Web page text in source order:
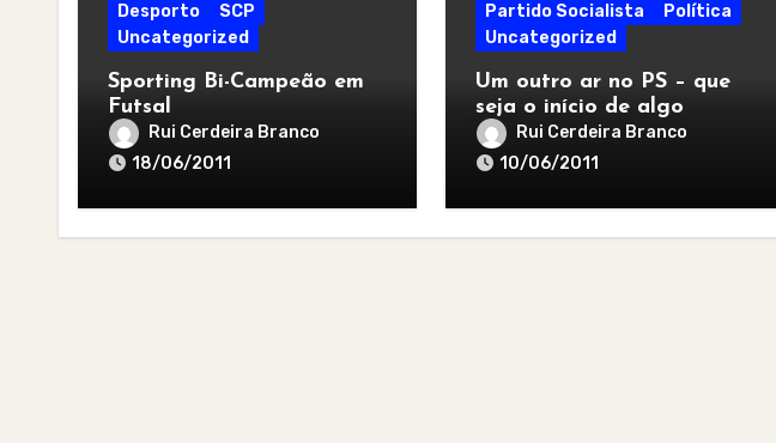
Desporto
SCP
Uncategorized
Sporting Bi-Campeão em
Futsal
Rui Cerdeira Branco
18/06/2011
Partido Socialista
Política
Uncategorized
Um outro ar no PS – que
seja o início de algo
melhorRui Cerdeira Branco
10/06/2011